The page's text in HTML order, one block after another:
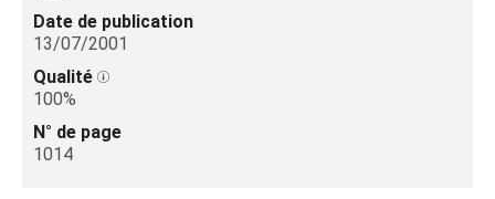
Date de publication
13/07/2001
Qualité
100%
N° de page
1014